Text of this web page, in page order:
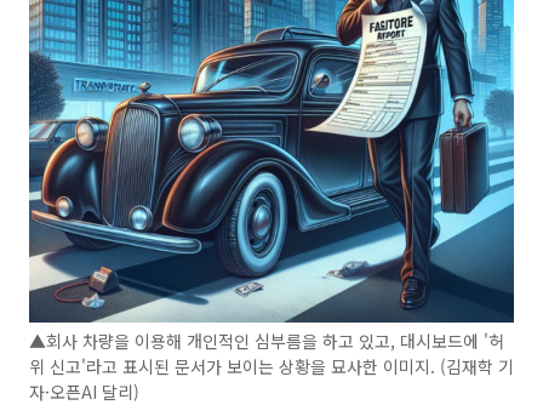
▲회사 차량을 이용해 개인적인 심부름을 하고 있고, 대시보드에 '허
위 신고'라고 표시된 문서가 보이는 상황을 묘사한 이미지. (김재학 기
자·오픈AI 달리)